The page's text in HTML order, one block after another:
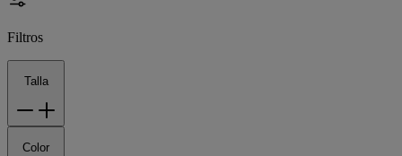
Filtros
Talla
Color